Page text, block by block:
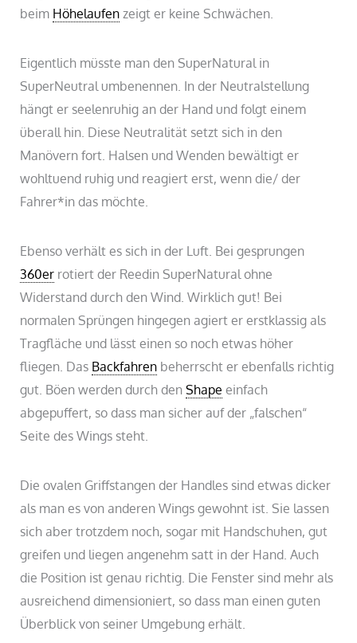
beim Höhelaufenzeigt er keine Schwächen.
Eigentlich müsste man den SuperNatural in
SuperNeutral umbenennen. In der Neutralstellung
hängt er seelenruhig an der Hand und folgt einem
überall hin. Diese Neutralität setzt sich in den
Manövern fort. Halsen und Wenden bewältigt er
wohltuend ruhig und reagiert erst, wenn die/ der
Fahrer*in das möchte.
Ebenso verhält es sich in der Luft. Bei gesprungen
360er rotiert der Reedin SuperNatural ohne
Widerstand durch den Wind. Wirklich gut! Bei
normalen Sprüngen hingegen agiert er erstklassig als
Tragfläche und lässt einen so noch etwas höher
fliegen. Das Backfahren beherrscht er ebenfalls richtig
gut. Böen werden durch denShape einfach
abgepuffert, so dass man sicher auf der „falschen“
Seite des Wings steht.
Die ovalen Griffstangen der Handles sind etwas dicker
als man es von anderen Wings gewohnt ist. Sie lassen
sich aber trotzdem noch, sogar mit Handschuhen, gut
greifen und liegen angenehm satt in der Hand. Auch
die Position ist genau richtig. Die Fenster sind mehr als
ausreichend dimensioniert, so dass man einen guten
Überblick von seiner Umgebung erhält.